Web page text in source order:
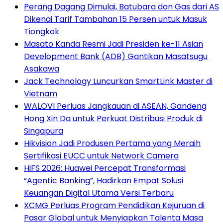
Perang Dagang Dimulai, Batubara dan Gas dari AS
Dikenai Tarif Tambahan 15 Persen untuk Masuk
Tiongkok
Masato Kanda Resmi Jadi Presiden ke-11 Asian
Development Bank (ADB) Gantikan Masatsugu
Asakawa
Jack Technology Luncurkan SmartLink Master di
Vietnam
WALOVI Perluas Jangkauan di ASEAN, Gandeng
Hong Xin Da untuk Perkuat Distribusi Produk di
Singapura
Hikvision Jadi Produsen Pertama yang Meraih
Sertifikasi EUCC untuk Network Camera
HiFS 2026: Huawei Percepat Transformasi
“Agentic Banking”, Hadirkan Empat Solusi
Keuangan Digital Utama Versi Terbaru
XCMG Perluas Program Pendidikan Kejuruan di
Pasar Global untuk Menyiapkan Talenta Masa